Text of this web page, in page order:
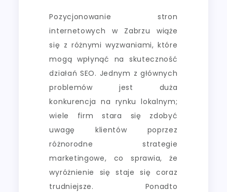
Pozycjonowanie stron
internetowych w Zabrzu wiąże
się z różnymi wyzwaniami, które
mogą wpłynąć na skuteczność
działań SEO. Jednym z głównych
problemów jest duża
konkurencja na rynku lokalnym;
wiele firm stara się zdobyć
uwagę klientów poprzez
różnorodne strategie
marketingowe, co sprawia, że
wyróżnienie się staje się coraz
trudniejsze. Ponadto